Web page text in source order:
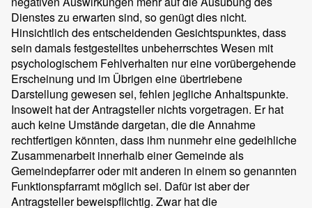
Dienstes zu erwarten sind, so genügt dies nicht.
Hinsichtlich des entscheidenden Gesichtspunktes, dass
sein damals festgestelltes unbeherrschtes Wesen mit
psychologischem Fehlverhalten nur eine vorübergehende
Erscheinung und im Übrigen eine übertriebene
Darstellung gewesen sei, fehlen jegliche Anhaltspunkte.
Insoweit hat der Antragsteller nichts vorgetragen. Er hat
auch keine Umstände dargetan, die die Annahme
rechtfertigen könnten, dass ihm nunmehr eine gedeihliche
Zusammenarbeit innerhalb einer Gemeinde als
Gemeindepfarrer oder mit anderen in einem so genannten
Funktionspfarramt möglich sei. Dafür ist aber der
Antragsteller beweispflichtig. Zwar hat die